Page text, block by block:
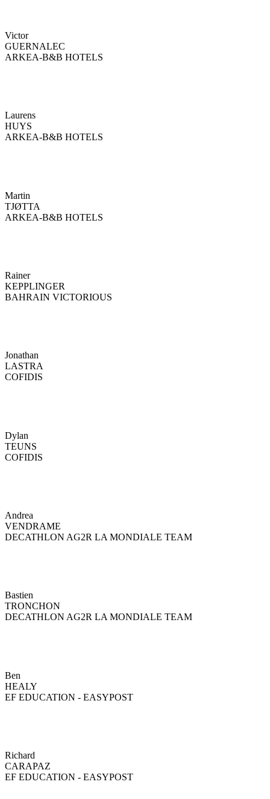
Victor
GUERNALEC
ARKEA-B&B HOTELS
Laurens
HUYS
ARKEA-B&B HOTELS
Martin
TJØTTA
ARKEA-B&B HOTELS
Rainer
KEPPLINGER
BAHRAIN VICTORIOUS
Jonathan
LASTRA
COFIDIS
Dylan
TEUNS
COFIDIS
Andrea
VENDRAME
DECATHLON AG2R LA MONDIALE TEAM
Bastien
TRONCHON
DECATHLON AG2R LA MONDIALE TEAM
Ben
HEALY
EF EDUCATION - EASYPOST
Richard
CARAPAZ
EF EDUCATION - EASYPOST